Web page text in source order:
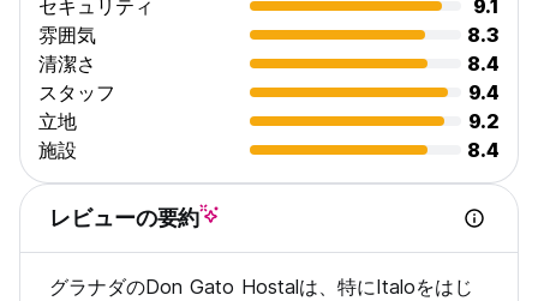
10:00前にチェックアウト
到着時に現金、クレジットカード、デビットカードでお支払いく
ださい
税金は含まれていません - 15% + 2%
朝食込み
一般的な：
24時間受付
セキュリティ
9.1
雰囲気
8.3
清潔さ
8.4
スタッフ
9.4
立地
9.2
施設
8.4
レビューの要約
グラナダのDon Gato Hostalは、特にItaloをはじ